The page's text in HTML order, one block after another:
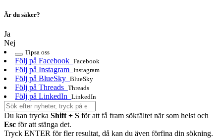
Är du säker?
Ja
Nej
Tipsa oss
Följ på Facebook Facebook
Följ på Instagram Instagram
Följ på BlueSky BlueSky
Följ på Threads Threads
Följ på LinkedIn LinkedIn
Du kan trycka Shift + S för att få fram sökfältet när som helst och
Esc för att stänga det.
Tryck ENTER för fler resultat, då kan du även förfina din sökning.